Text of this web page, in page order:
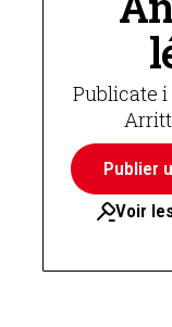
Publicate
Publier
Voir